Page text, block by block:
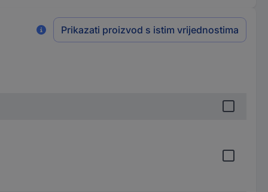
Prikazati proizvod s istim vrijednostima